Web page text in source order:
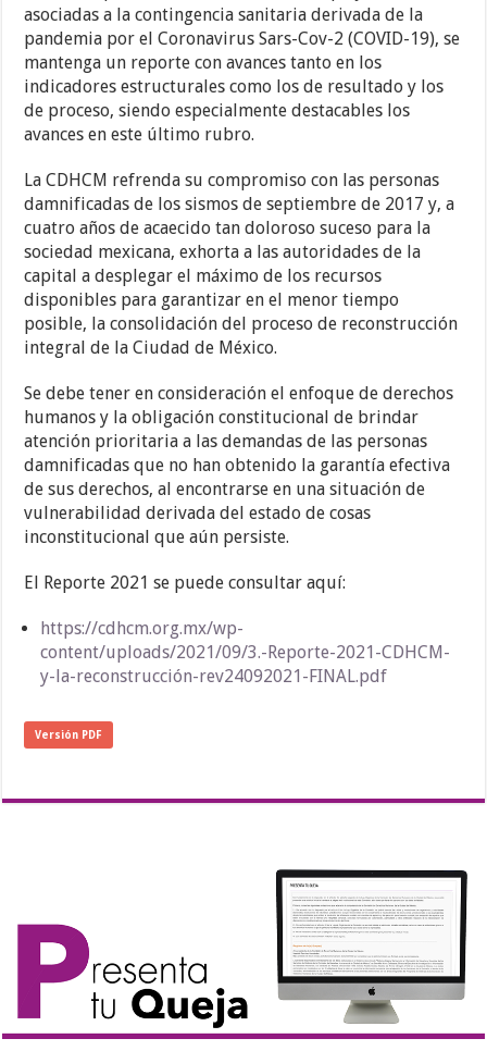
asociadas a la contingencia sanitaria derivada de la
pandemia por el Coronavirus Sars-Cov-2 (COVID-19), se
mantenga un reporte con avances tanto en los
indicadores estructurales como los de resultado y los
de proceso, siendo especialmente destacables los
avances en este último rubro.
La CDHCM refrenda su compromiso con las personas
damnificadas de los sismos de septiembre de 2017 y, a
cuatro años de acaecido tan doloroso suceso para la
sociedad mexicana, exhorta a las autoridades de la
capital a desplegar el máximo de los recursos
disponibles para garantizar en el menor tiempo
posible, la consolidación del proceso de reconstrucción
integral de la Ciudad de México.
Se debe tener en consideración el enfoque de derechos
humanos y la obligación constitucional de brindar
atención prioritaria a las demandas de las personas
damnificadas que no han obtenido la garantía efectiva
de sus derechos, al encontrarse en una situación de
vulnerabilidad derivada del estado de cosas
inconstitucional que aún persiste.
El Reporte 2021 se puede consultar aquí:
https://cdhcm.org.mx/wp-
content/uploads/2021/09/3.-Reporte-2021-CDHCM-
y-la-reconstrucción-rev24092021-FINAL.pdf
Versión PDF